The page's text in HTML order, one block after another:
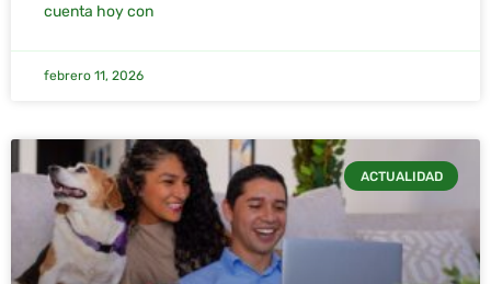
cuenta hoy con
febrero 11, 2026
ACTUALIDAD